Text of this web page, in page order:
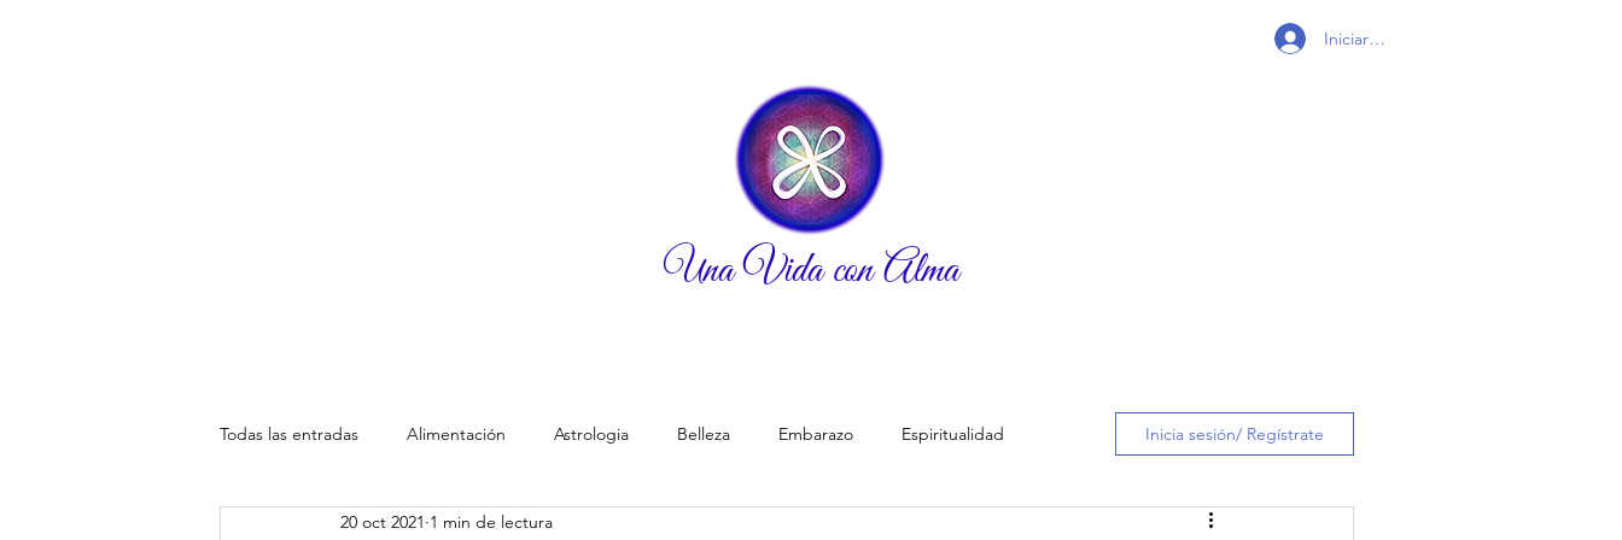
Iniciar sesión
Una Vida con Alma
Todas las entradas Alimentación Astrologia Belleza Embarazo Espiritualidad
Mujer Niños Padres
Inicia sesión/ Regístrate
20 oct 2021 1 min de lectura